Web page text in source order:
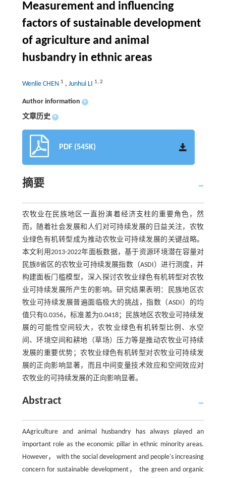
Measurement and influencing
factors of sustainable development
of agriculture and animal
husbandry in ethnic areas
Wenlie CHEN 1 , Junhui LI 1, 2
Author information +
文章历史 +
PDF (545K)
摘要
农牧业在民族地区一直扮演着经济支柱的重要角色，然
而，随着社会发展和人们对可持续发展的日益关注，农牧
业绿色有机转型成为推动农牧业可持续发展的关键战略。
本文利用2013-2022年面板数据，基于资源环境潜在容量对
民族8省区的农牧业可持续发展指数（ASDI）进行测度，并
构建面板门槛模型，深入探讨农牧业绿色有机转型对农牧
业可持续发展所产生的影响。研究结果表明：民族地区农
牧业可持续发展普遍面临极大的挑战，指数（ASDI）的均
值只有0.0356，标准差为0.0418；民族地区农牧业可持续发
展的可能性空间较大，农牧业绿色有机转型比例、水空
间、环境空间和耕地（草场）压力等是推动农牧业可持续
发展的重要优势；农牧业绿色有机转型对农牧业可持续发
展的正向影响显著，而且中间变量技术效应和空间效应对
农牧业的可持续发展的正向影响显著。
Abstract
AAgriculture and animal husbandry has always played an
important role as the economic pillar in ethnic minority areas.
However， with the social development and people's increasing
concern for sustainable development， the green and organic